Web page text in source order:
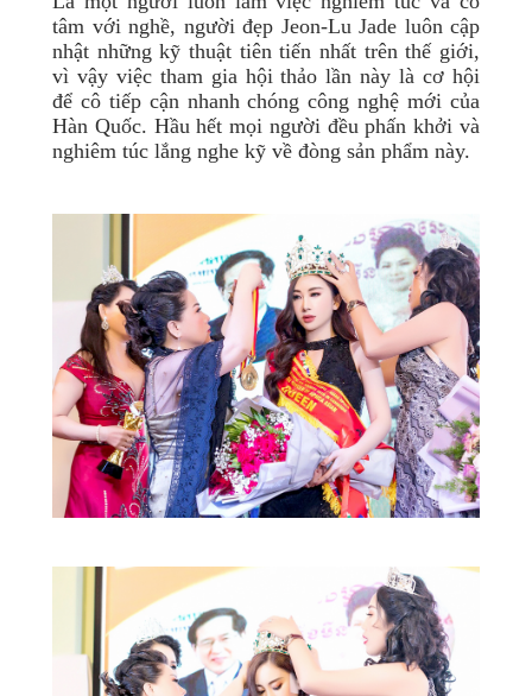
tâm với nghề, người đẹp Jeon-Lu Jade luôn cập
nhật những kỹ thuật tiên tiến nhất trên thế giới,
vì vậy việc tham gia hội thảo lần này là cơ hội
để cô tiếp cận nhanh chóng công nghệ mới của
Hàn Quốc. Hầu hết mọi người đều phấn khởi và
nghiêm túc lắng nghe kỹ về đòng sản phẩm này.